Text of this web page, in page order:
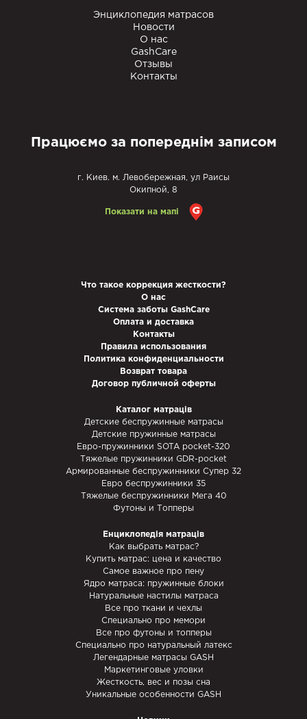
Энциклопедия матрасов
Новости
О нас
GashCare
Отзывы
Контакты
Працюємо за попереднім записом
г. Киев. м. Левобережная, ул Раисы
Окипной, 8
Показати на мапі
Что такое коррекция жесткости?
О нас
Система заботы GashCare
Оплата и доставка
Контакты
Правила использования
Политика конфиденциальности
Возврат товара
Договор публичной оферты
Каталог матраців
Детские беспружинные матрасы
Детские пружинные матрасы
Евро-пружинники SOTA pocket-320
Тяжелые пружинники GDR-pocket
Армированные беспружинники Супер 32
Евро беспружинники 35
Тяжелые беспружинники Мега 40
Футоны и Топперы
Енциклопедія матраців
Как выбрать матрас?
Купить матрас: цена и качество
Самое важное про пену
Ядро матраса: пружинные блоки
Натуральные настилы матраса
Все про ткани и чехлы
Специально про мемори
Все про футоны и топперы
Специально про натуральный латекс
Легендарные матрасы GASH
Маркетинговые уловки
Жесткость, вес и позы сна
Уникальные особенности GASH